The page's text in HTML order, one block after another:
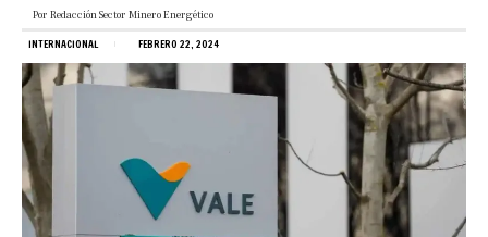
Por Redacción Sector Minero Energético
INTERNACIONAL FEBRERO 22, 2024